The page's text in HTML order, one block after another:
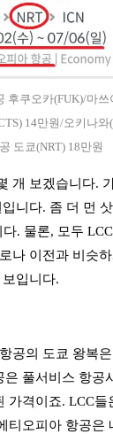
후쿠오카(FUK)/마
14만원/오키나와
도쿄(NRT) 18만원
개 보겠습니다.
니다. 좀 더 먼
. 물론, 모두
나 이전과 비슷
입니다.
공의 도쿄 왕복
풀서비스 항공
가격이죠. LCC들
티오피아 항공은